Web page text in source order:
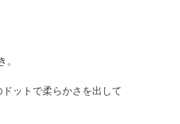
ットで柔らかさを出して